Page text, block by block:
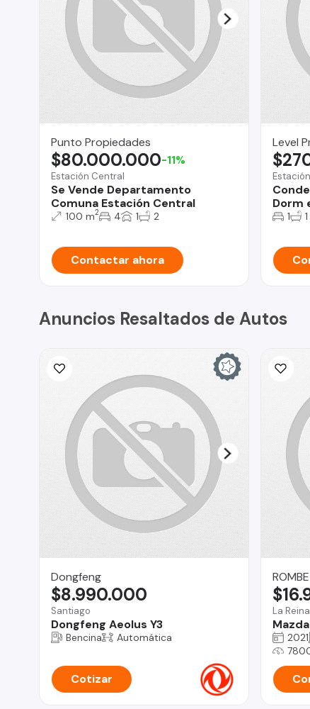
Punto Propiedades
Estación Central
Se Vende Departamento
Comuna Estación Central
$80.000.000-11%
100 m2 4 1 2
Contactar ahora
Level
Dorm
1 1
Anuncios Resaltados de Autos
Dongfeng
Santiago
Dongfeng Aeolus Y3
$8.990.000
Bencina Automática
Cotizar
La Reina
2021